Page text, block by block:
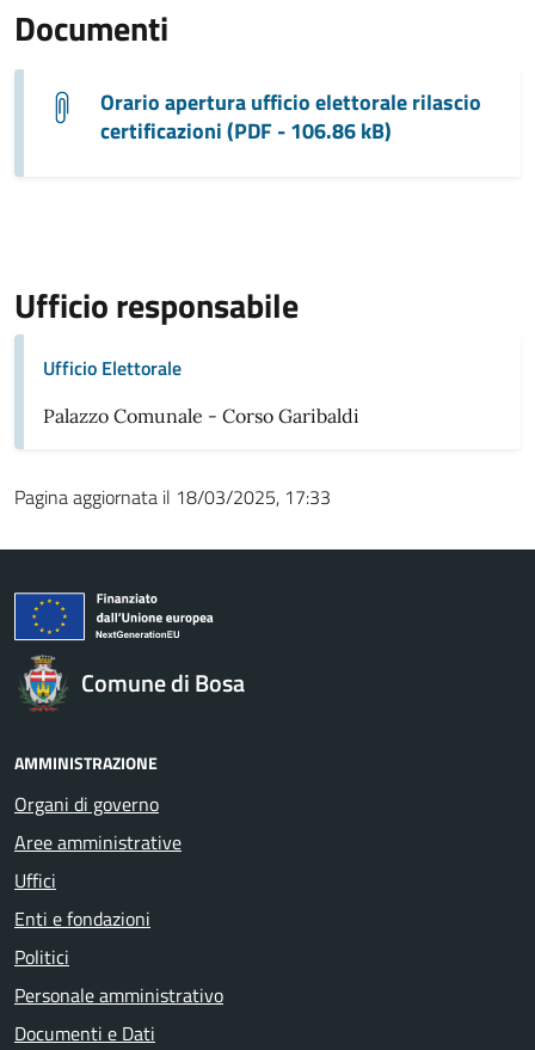
Documenti
Orario apertura ufficio elettorale rilascio
certificazioni (PDF - 106.86 kB)
Ufficio responsabile
Ufficio Elettorale
Palazzo Comunale - Corso Garibaldi
Pagina aggiornata il 18/03/2025, 17:33
Comune di Bosa
AMMINISTRAZIONE
Organi di governo
Aree amministrative
Uffici
Enti e fondazioni
Politici
Personale amministrativo
Documenti e Dati